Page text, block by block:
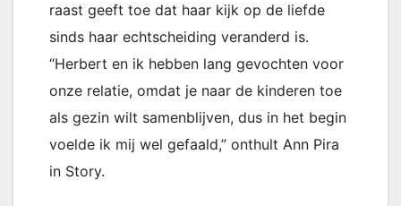
raast geeft toe dat haar kijk op de liefde
sinds haar echtscheiding veranderd is.
“Herbert en ik hebben lang gevochten voor
onze relatie, omdat je naar de kinderen toe
als gezin wilt samenblijven, dus in het begin
voelde ik mij wel gefaald,” onthult Ann Pira
in Story.